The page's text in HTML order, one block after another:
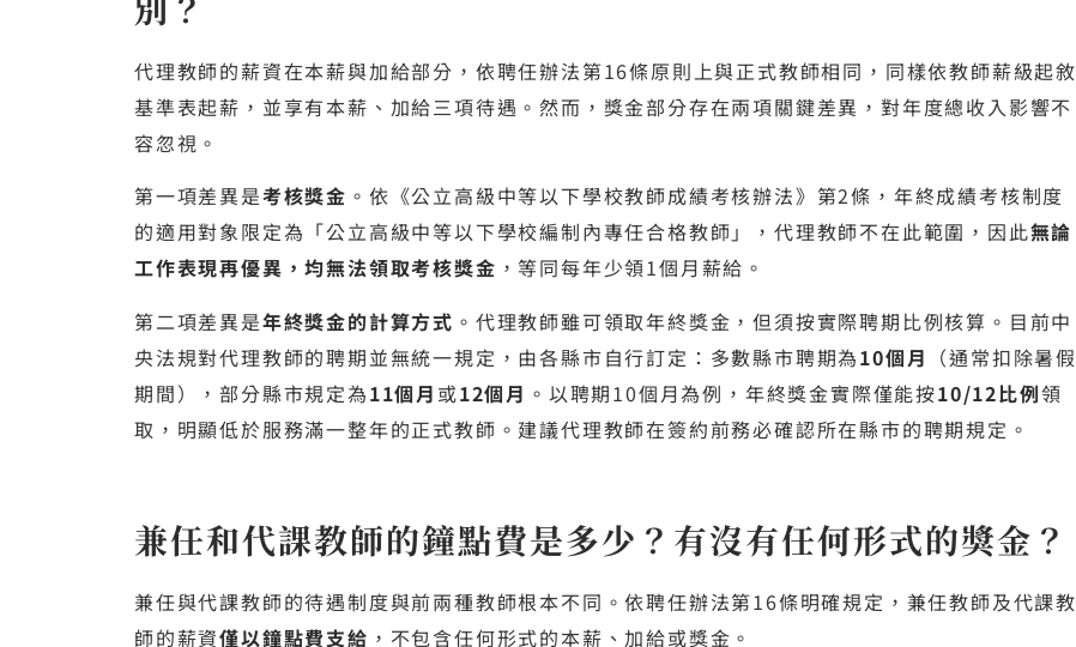
代理教師的薪資在本薪與加給部分，依聘任辦法第16條原則上與正式教師相同，同樣依教師薪級起敘
基準表起薪，並享有本薪、加給三項待遇。然而，獎金部分存在兩項關鍵差異，對年度總收入影響不
容忽視。
第一項差異是考核獎金 。依《公立高級中等以下學校教師成績考核辦法》第2條，年終成績考核制度
的適用對象限定為「公立高級中等以下學校編制內專任合格教師」，代理教師不在此範圍，因此無論
工作表現再優異，均無法領取考核獎金 ，等同每年少領1個月薪給。
第二項差異是年終獎金的計算方式 。代理教師雖可領取年終獎金，但須按實際聘期比例核算。目前中
央法規對代理教師的聘期並無統一規定，由各縣市自行訂定：多數縣市聘期為10個月 （通常扣除暑假
期間），部分縣市規定為11個月 或12個月 。以聘期10個月為例，年終獎金實際僅能按10/12比例領
取，明顯低於服務滿一整年的正式教師。建議代理教師在簽約前務必確認所在縣市的聘期規定。
兼任和代課教師的鐘點費是多少？有沒有任何形式的獎金？
兼任與代課教師的待遇制度與前兩種教師根本不同。依聘任辦法第16條明確規定，兼任教師及代課教
師的薪資僅以鐘點費支給 ，不包含任何形式的本薪、加給或獎金。